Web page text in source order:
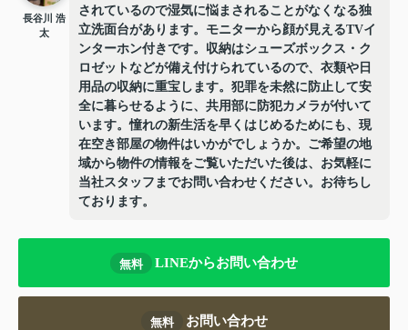
長谷川 浩
太
されているので湿気に悩まされることがなくなる独
立洗面台があります。モニターから顔が見えるTVイ
ンターホン付きです。収納はシューズボックス・ク
ロゼットなどが備え付けられているので、衣類や日
用品の収納に重宝します。犯罪を未然に防止して安
全に暮らせるように、共用部に防犯カメラが付いて
います。憧れの新生活を早くはじめるためにも、現
在空き部屋の物件はいかがでしょうか。ご希望の地
域から物件の情報をご覧いただいた後は、お気軽に
当社スタッフまでお問い合わせください。お待ちし
ております。
無料 LINEからお問い合わせ
無料 お問い合わせ